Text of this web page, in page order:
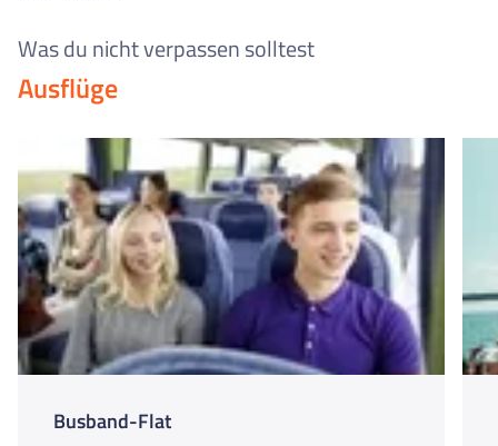
Was du nicht verpassen solltest
Ausflüge
Busband-Flat